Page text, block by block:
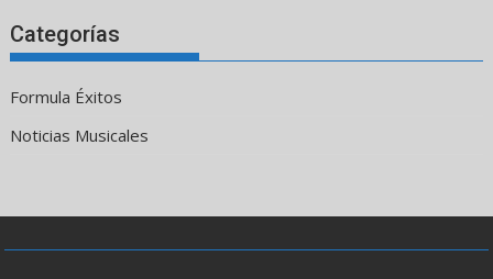
Categorías
Formula Éxitos
Noticias Musicales